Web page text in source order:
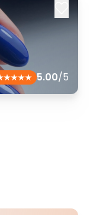
5.00/5